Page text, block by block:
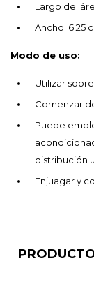
Largo del
Ancho: 6,25
Modo de uso:
Utilizar
Comenzar
Puede
distribución
Enjuagar y